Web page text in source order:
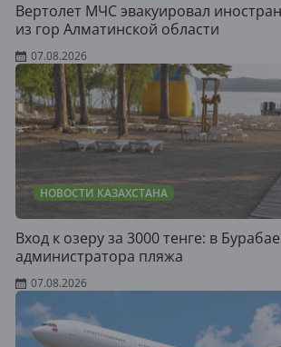
Вертолет МЧС эвакуировал
из гор Алматинской области
07.08.2026
НОВОСТИ КАЗАХСТАНА
Вход к озеру за 3000 тенге: в
администратора пляжа
07.08.2026